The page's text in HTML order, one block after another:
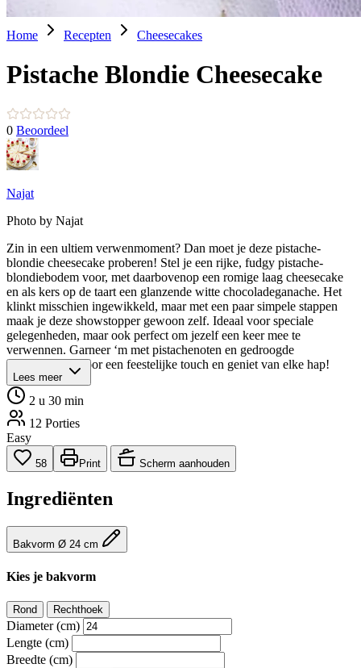
Home Recepten Cheesecakes
Pistache Blondie Cheesecake
0 Beoordeel
Najat
Photo by Najat
Zin in een ultiem verwenmoment? Dan moet je deze pistache-
blondie cheesecake proberen! Stel je een rijke, fudgy pistache-
blondiebodem voor, met daarbovenop een romige laag cheesecake
en als kers op de taart een glanzende witte chocoladeganache. Het
klinkt misschien ingewikkeld, maar met een paar simpele stappen
maak je deze showstopper gewoon zelf. Ideaal voor speciale
gelegenheden, maar ook perfect om jezelf een keer mee te
verwennen. Garneer ‘m met pistachenoten en gedroogde
rozenblaadjes voor een feestelijke touch en geniet van elke hap!
Lees meer
2 u 30 min
12 Porties
Easy
58 Print Scherm aanhouden
Ingrediënten
Bakvorm Ø 24 cm
Kies je bakvorm
Rond Rechthoek
Diameter (cm)
Lengte (cm)
Breedte (cm)